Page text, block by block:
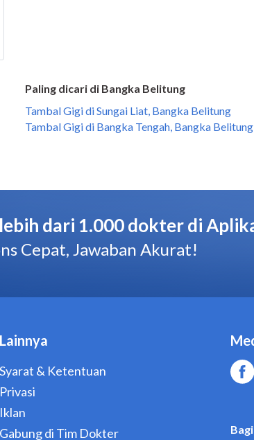
Paling dicari di Bangka Belitung
Tambal Gigi di Sungai Liat, Bangka Belitung
Tambal Gigi di Bangka Tengah, Bangka Belitung